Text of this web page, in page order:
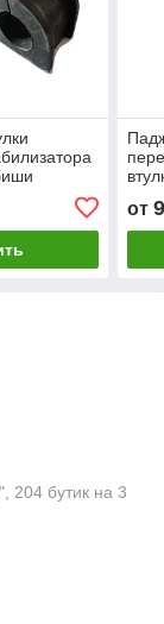
второе
от
204 бутик на 3